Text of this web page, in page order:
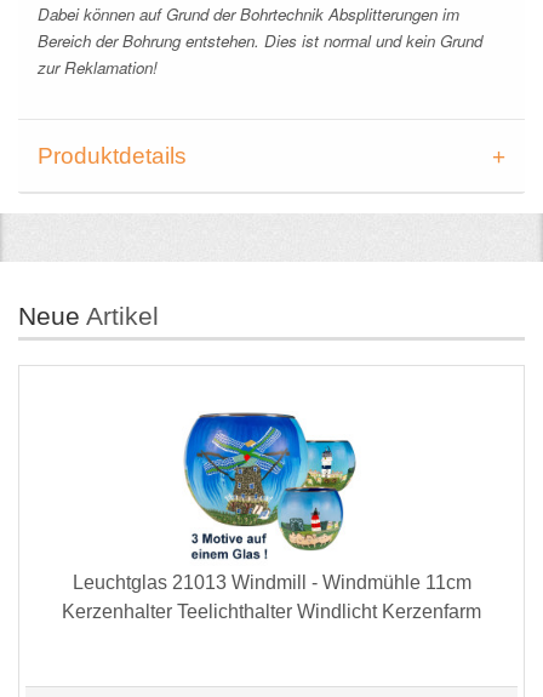
Dabei können auf Grund der Bohrtechnik Absplitterungen im
Bereich der Bohrung entstehen. Dies ist normal und kein Grund
zur Reklamation!
Produktdetails
Neue Artikel
Leuchtglas 21013 Windmill - Windmühle 11cm
Kerzenhalter Teelichthalter Windlicht Kerzenfarm